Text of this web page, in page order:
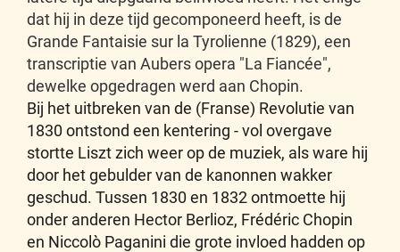
dat hij in deze tijd gecomponeerd heeft, is de
Grande Fantaisie sur la Tyrolienne (1829), een
transcriptie van Aubers opera "La Fiancée",
dewelke opgedragen werd aan Chopin.
Bij het uitbreken van de (Franse) Revolutie van
1830 ontstond een kentering - vol overgave
stortte Liszt zich weer op de muziek, als ware hij
door het gebulder van de kanonnen wakker
geschud. Tussen 1830 en 1832 ontmoette hij
onder anderen Hector Berlioz, Frédéric Chopin
en Niccolò Paganini die grote invloed hadden op